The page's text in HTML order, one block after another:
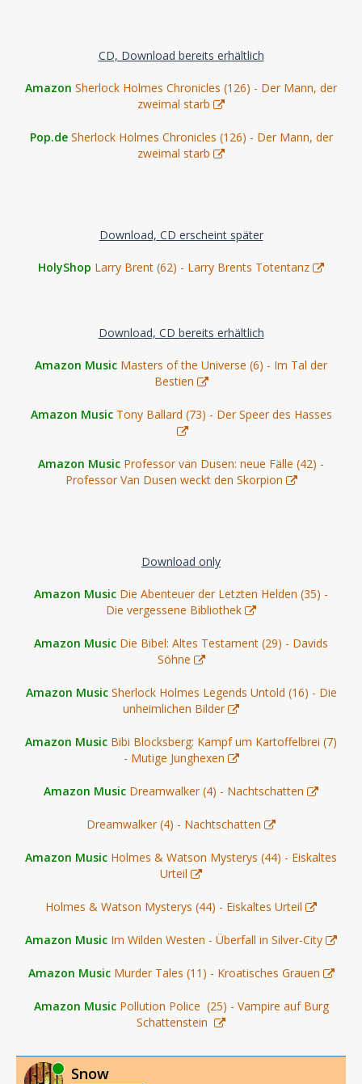
CD, Download bereits erhältlich
Amazon Sherlock Holmes Chronicles (126) - Der Mann, der
zweimal starb
Pop.de Sherlock Holmes Chronicles (126) - Der Mann, der
zweimal starb
Download, CD erscheint später
HolyShop Larry Brent (62) - Larry Brents Totentanz
Download, CD bereits erhältlich
Amazon Music Masters of the Universe (6) - Im Tal der
Bestien
Amazon Music Tony Ballard (73) - Der Speer des Hasses
Amazon Music Professor van Dusen: neue Fälle (42) -
Professor Van Dusen weckt den Skorpion
Download only
Amazon Music Die Abenteuer der Letzten Helden (35) -
Die vergessene Bibliothek
Amazon Music Die Bibel: Altes Testament (29) - Davids
Söhne
Amazon Music Sherlock Holmes Legends Untold (16) - Die
unheimlichen Bilder
Amazon Music Bibi Blocksberg: Kampf um Kartoffelbrei (7)
- Mutige Junghexen
Amazon Music Dreamwalker (4) - Nachtschatten
Dreamwalker (4) - Nachtschatten
Amazon Music Holmes & Watson Mysterys (44) - Eiskaltes
Urteil
Holmes & Watson Mysterys (44) - Eiskaltes Urteil
Amazon Music Im Wilden Westen - Überfall in Silver-City
Amazon Music Murder Tales (11) - Kroatisches Grauen
Amazon Music Pollution Police (25) - Vampire auf Burg
Schattenstein
Online Snow